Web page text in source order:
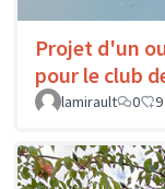
Projet d'un
pour le club
lamirault
0 9